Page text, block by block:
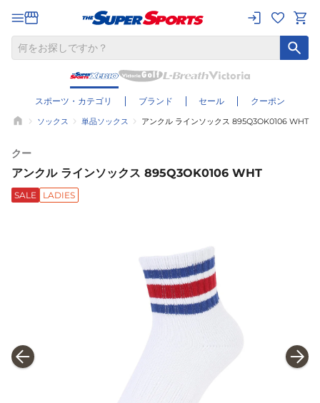
スポーツ・カテゴリ ブランド セール クーポン
ソックス 単品ソックス アンクル ラインソックス 895Q3OK0106 WHT
クー
アンクル ラインソックス 895Q3OK0106 WHT
SALE LADIES